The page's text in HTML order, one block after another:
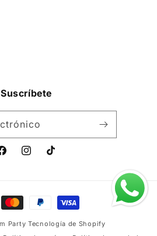
Suscríbete
InstagramTikTok
Party Tecnología de Shopify